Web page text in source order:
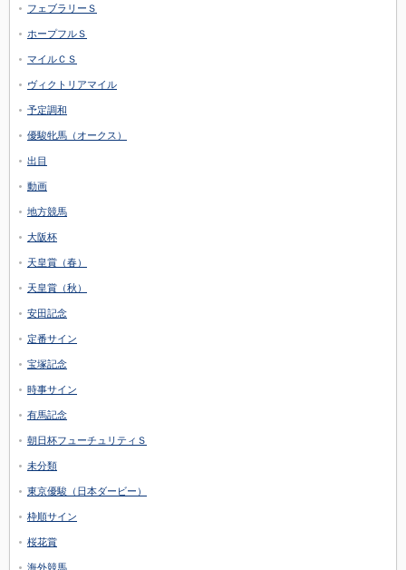
フェブラリーＳ
ホープフルＳ
マイルＣＳ
ヴィクトリアマイル
予定調和
優駿牝馬（オークス）
出目
動画
地方競馬
大阪杯
天皇賞（春）
天皇賞（秋）
安田記念
定番サイン
宝塚記念
時事サイン
有馬記念
朝日杯フューチュリティＳ
未分類
東京優駿（日本ダービー）
枠順サイン
桜花賞
海外競馬